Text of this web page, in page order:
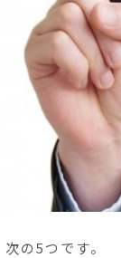
の5つです。